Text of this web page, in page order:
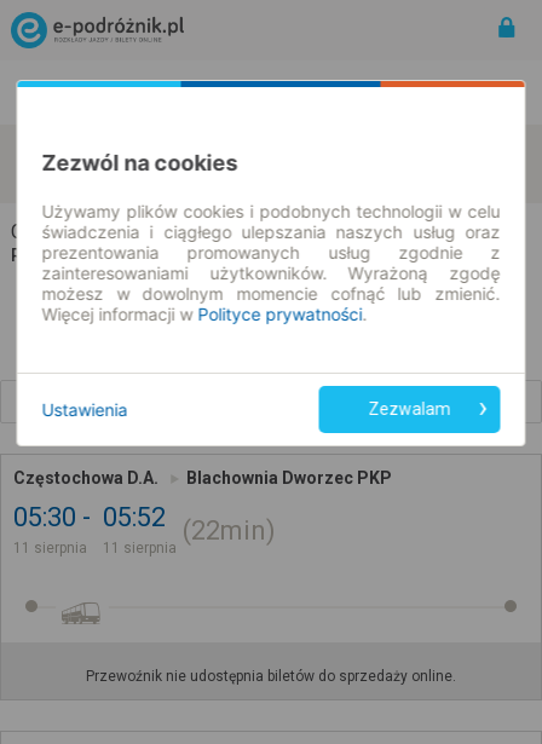
Częstochowa
Blachownia
11.08.2026 | -- : --
Częstochowa → Blachownia
Rozkład jazdy i bilety
Częstochowa D.A. Blachownia Dworzec PKP
05:30
11 sierpnia
05:52
11 sierpnia
22min
Przewoźnik nie udostępnia biletów do sprzedaży online.
Zezwól na cookies
Używamy plików cookies i podobnych technologii w celu
świadczenia i ciągłego ulepszania naszych usług oraz
prezentowania promowanych usług zgodnie z
zainteresowaniami użytkowników. Wyrażoną zgodę
możesz w dowolnym momencie cofnąć lub zmienić.
Więcej informacji w Polityce prywatności.
Ustawienia Zezwalam